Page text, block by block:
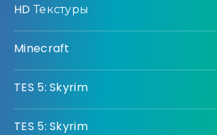
HD Текстуры
Minecraft
TES 5: Skyrim
TES 5: Skyrim